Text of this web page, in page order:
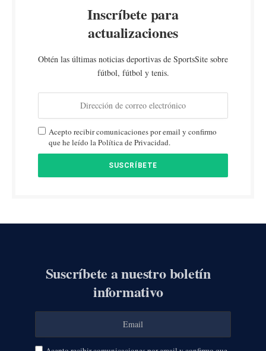
Inscríbete para
actualizaciones
Obtén las últimas noticias deportivas de SportsSite sobre
fútbol, fútbol y tenis.
Acepto recibir comunicaciones por email y confirmo
que he leído la Política de Privacidad.
Suscríbete a nuestro boletín
informativo